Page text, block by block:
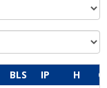
BLS IP H